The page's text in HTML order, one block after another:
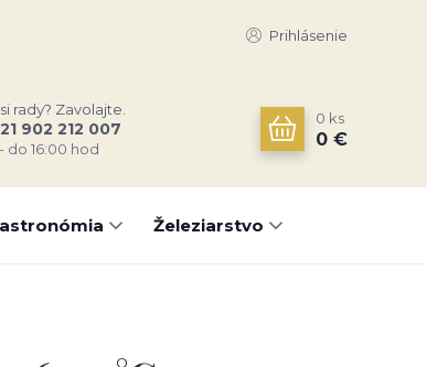
Prihlásenie
rady? Zavolajte.
902 212 007
do 16:00 hod
0 ks
0 €
Železiarstvo